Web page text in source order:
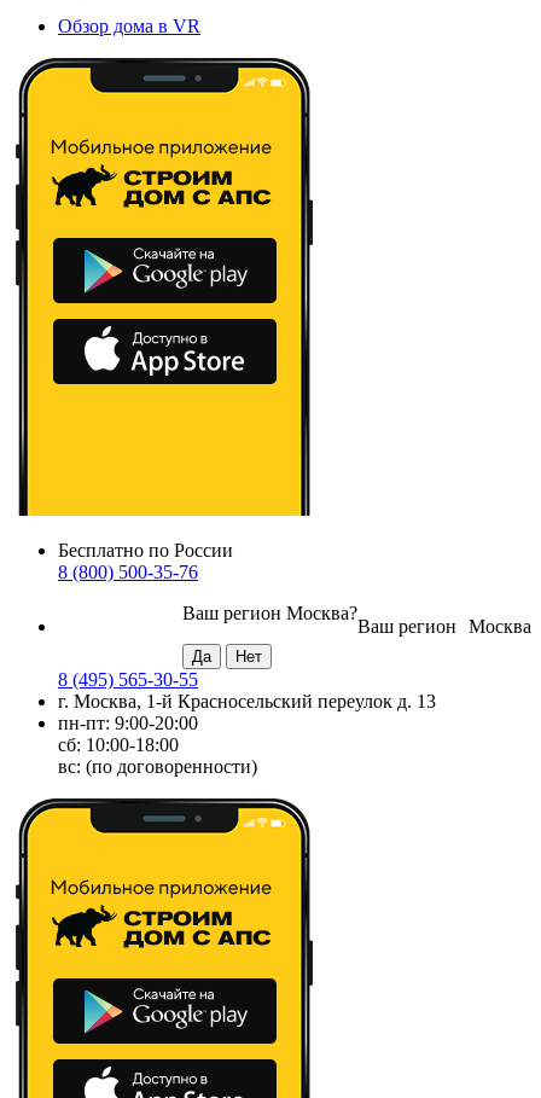
Обзор дома в VR
Бесплатно по России
8 (800) 500-35-76
Москва
Ваш регион
Ваш регион Москва?
8 (495) 565-30-55
г. Москва, 1-й Красносельский переулок д. 13
пн-пт: 9:00-20:00
сб: 10:00-18:00
вс: (по договоренности)